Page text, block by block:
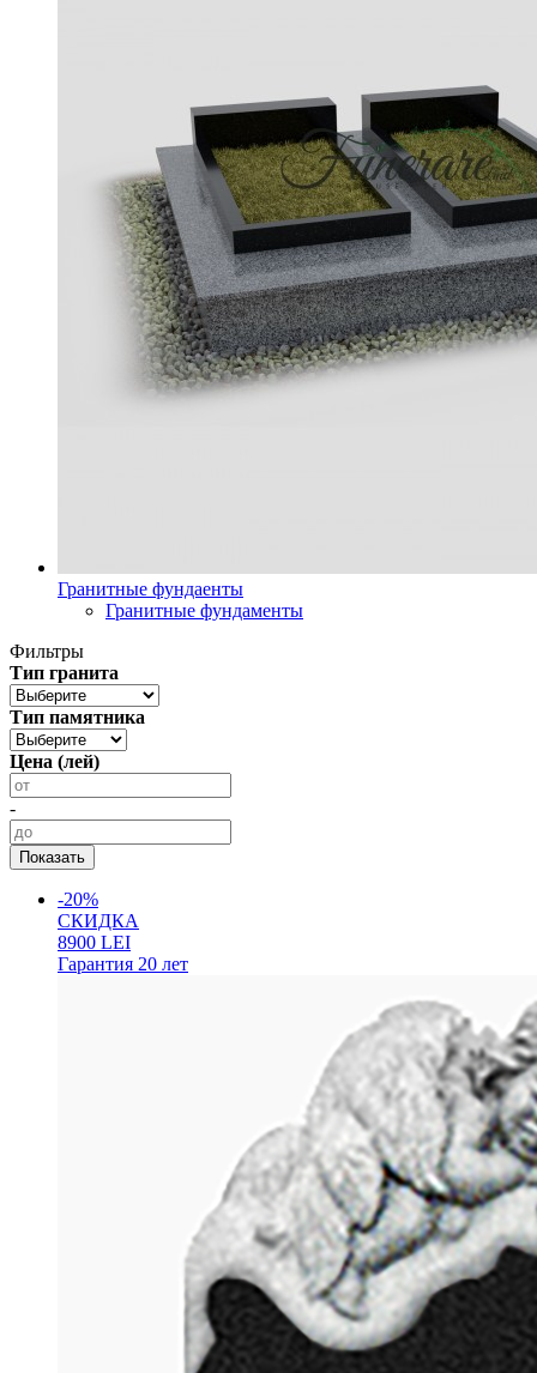
Гранитные фундаенты
Гранитные фундаменты
Фильтры
Тип гранита
Тип памятника
Цена (лей)
-
-20%
СКИДКА
8900 LEI
Гарантия 20 лет